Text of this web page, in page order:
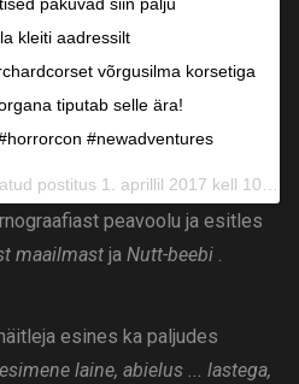
kleiti aadressilt
võrgusilma korsetiga
tiputab selle ära!
#newadventures
peavoolu ja esitles
maailmast ja Nutt-beebi .
esines ka paljudes
laine, abielus ... lastega,